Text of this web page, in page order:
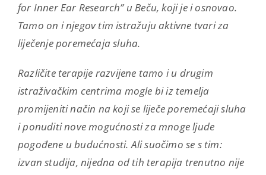
for Inner Ear Research” u Beču, koji je i osnovao.
Tamo on i njegov tim istražuju aktivne tvari za
liječenje poremećaja sluha.
Različite terapije razvijene tamo i u drugim
istraživačkim centrima mogle bi iz temelja
promijeniti način na koji se liječe poremećaji sluha
i ponuditi nove mogućnosti za mnoge ljude
pogođene u budućnosti. Ali suočimo se s tim:
izvan studija, nijedna od tih terapija trenutno nije